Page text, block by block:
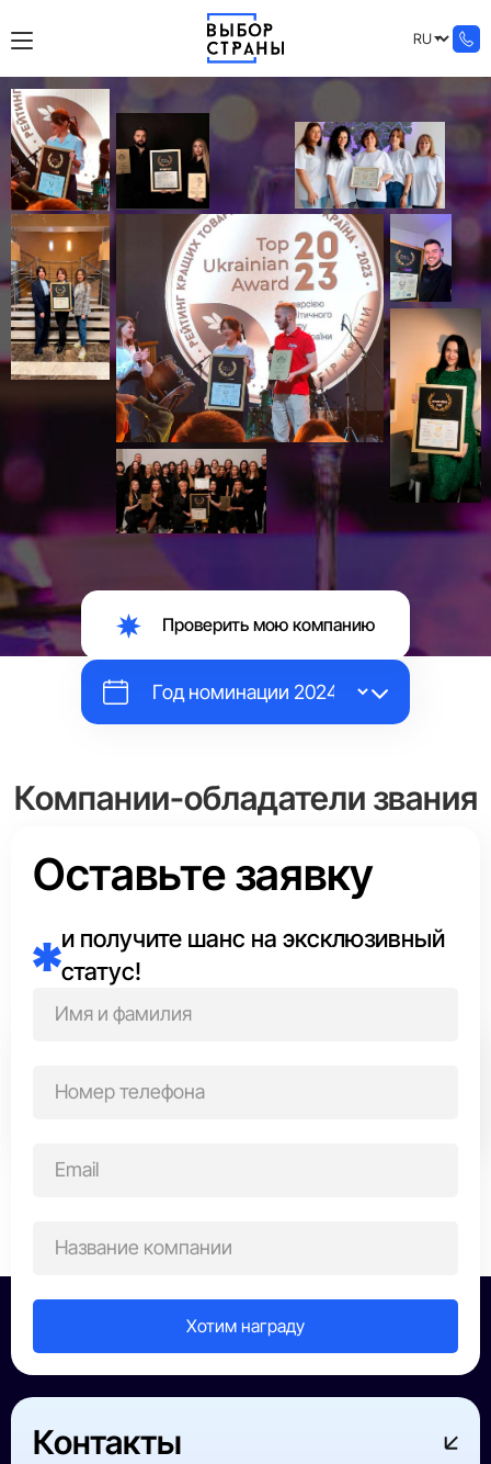
Проверить мою компанию
Компании-обладатели звания
Каждый год эксперты Аналитического центра в каждой
единственного лидера.
Все победители ИТ-сфера
Оставьте заявку
и получите шанс на эксклюзивный
статус!
Контакты